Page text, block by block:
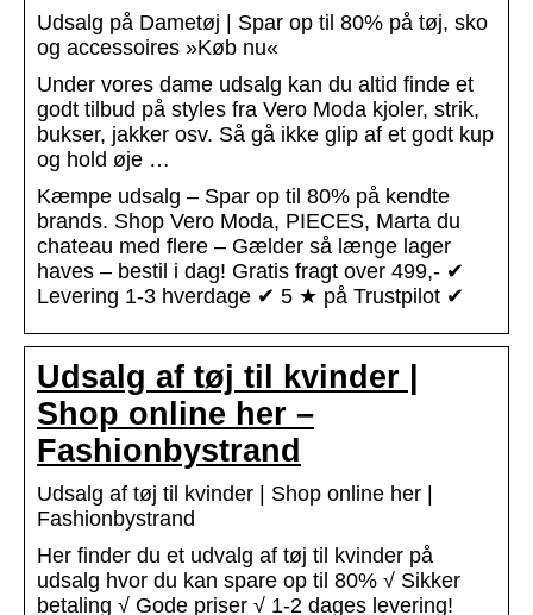
Udsalg på Dametøj | Spar op til 80% på tøj, sko
og accessoires »Køb nu«
Under vores dame udsalg kan du altid finde et
godt tilbud på styles fra Vero Moda kjoler, strik,
bukser, jakker osv. Så gå ikke glip af et godt kup
og hold øje …
Kæmpe udsalg – Spar op til 80% på kendte
brands. Shop Vero Moda, PIECES, Marta du
chateau med flere – Gælder så længe lager
haves – bestil i dag! Gratis fragt over 499,- ✔
Levering 1-3 hverdage ✔ 5 ★ på Trustpilot ✔
Udsalg af tøj til kvinder |
Shop online her –
Fashionbystrand
Udsalg af tøj til kvinder | Shop online her |
Fashionbystrand
Her finder du et udvalg af tøj til kvinder på
udsalg hvor du kan spare op til 80% √ Sikker
betaling √ Gode priser √ 1-2 dages levering!